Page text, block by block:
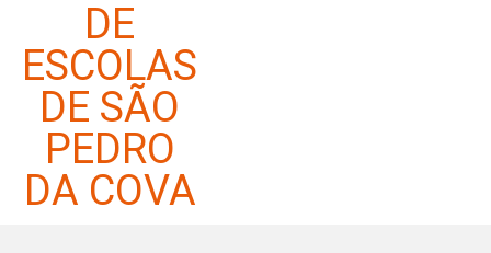
O Tabuleiro Vivo da História:
Clube Europeu 2026
Categoria: Notícias Publicado em 01 junho 2026